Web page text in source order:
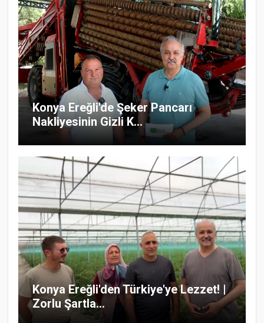
Konya Ereğli'de Şeker Pancarı
Nakliyesinin Gizli K...
Konya Ereğli'den Türkiye'ye Lezzet! |
Zorlu Şartla...